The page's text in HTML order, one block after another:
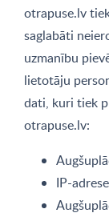
otrapuse.lv
saglabāti
uzmanību
lietotāju
dati, kuri tiek
otrapuse.lv:
IP-